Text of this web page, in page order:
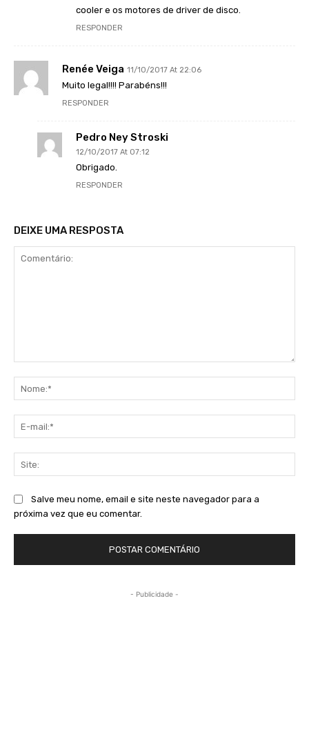
cooler e os motores de driver de disco.
RESPONDER
Renée Veiga 11/10/2017 At 22:06
Muito legal!!!! Parabéns!!!
RESPONDER
Pedro Ney Stroski
12/10/2017 At 07:12
Obrigado.
RESPONDER
DEIXE UMA RESPOSTA
Salve meu nome, email e site neste navegador para a
próxima vez que eu comentar.
- Publicidade -